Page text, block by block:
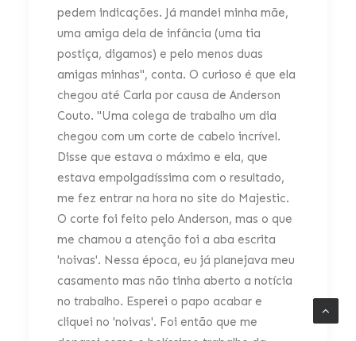
pedem indicações. Já mandei minha mãe,
uma amiga dela de infância (uma tia
postiça, digamos) e pelo menos duas
amigas minhas", conta. O curioso é que ela
chegou até Carla por causa de Anderson
Couto. "Uma colega de trabalho um dia
chegou com um corte de cabelo incrível.
Disse que estava o máximo e ela, que
estava empolgadíssima com o resultado,
me fez entrar na hora no site do Majestic.
O corte foi feito pelo Anderson, mas o que
me chamou a atenção foi a aba escrita
'noivas'. Nessa época, eu já planejava meu
casamento mas não tinha aberto a notícia
no trabalho. Esperei o papo acabar e
cliquei no 'noivas'. Foi então que me